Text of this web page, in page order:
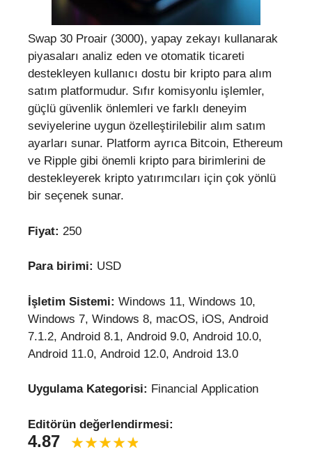
Swap 30 Proair (3000), yapay zekayı kullanarak
piyasaları analiz eden ve otomatik ticareti
destekleyen kullanıcı dostu bir kripto para alım
satım platformudur. Sıfır komisyonlu işlemler,
güçlü güvenlik önlemleri ve farklı deneyim
seviyelerine uygun özelleştirilebilir alım satım
ayarları sunar. Platform ayrıca Bitcoin, Ethereum
ve Ripple gibi önemli kripto para birimlerini de
destekleyerek kripto yatırımcıları için çok yönlü
bir seçenek sunar.
Fiyat: 250
Para birimi: USD
İşletim Sistemi: Windows 11, Windows 10,
Windows 7, Windows 8, macOS, iOS, Android
7.1.2, Android 8.1, Android 9.0, Android 10.0,
Android 11.0, Android 12.0, Android 13.0
Uygulama Kategorisi: Financial Application
Editörün değerlendirmesi:
4.87